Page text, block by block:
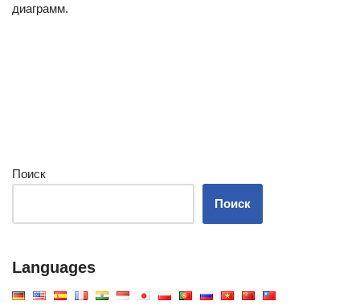
диаграмм.
Поиск
Поиск
Languages